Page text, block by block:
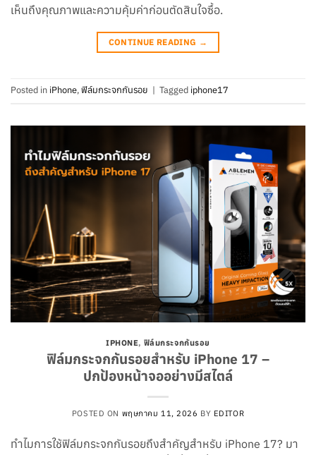
เห็นถึงคุณภาพและความคุ้มค่าก่อนตัดสินใจซื้อ.
CONTINUE READING →
Posted in iPhone,ฟิล์มกระจกกันรอย | Tagged iphone17
IPHONE, ฟิล์มกระจกกันรอย
ฟิล์มกระจกกันรอยสำหรับ iPhone 17 –
ปกป้องหน้าจออย่างมีสไตล์
POSTED ON พฤษภาคม 11, 2026 BY EDITOR
ทำไมการใช้ฟิล์มกระจกกันรอยถึงสำคัญสำหรับ iPhone 17? มา